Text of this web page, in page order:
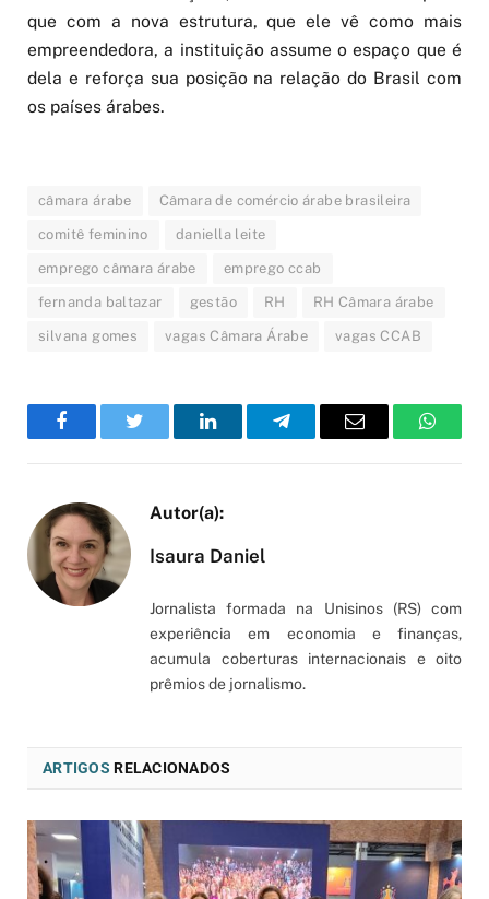
que com a nova estrutura, que ele vê como mais
empreendedora, a instituição assume o espaço que é
dela e reforça sua posição na relação do Brasil com
os países árabes.
câmara árabe Câmara de comércio árabe brasileira
comitê feminino daniella leite
emprego câmara árabe emprego ccab
fernanda baltazar gestão RH RH Câmara árabe
silvana gomes vagas Câmara Árabe vagas CCAB
FacebookTwitter LinkedInTelegramEmail
Isaura Daniel
Jornalista formada na Unisinos (RS) com
experiência em economia e finanças,
acumula coberturas internacionais e oito
prêmios de jornalismo.
ARTIGOS RELACIONADOS